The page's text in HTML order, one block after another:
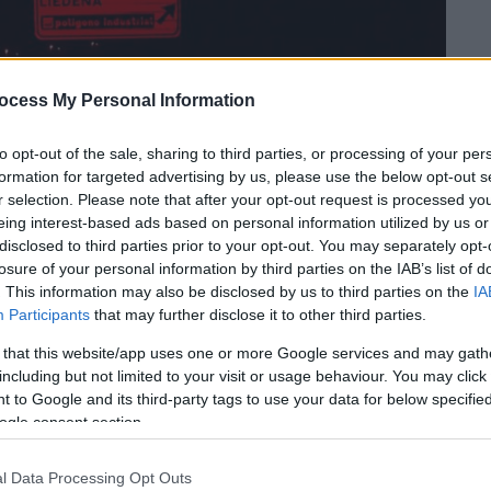
My Personal Information
opt-out of the sale, sharing to third parties, or processing of your
for targeted advertising by us, please use the below opt-out
selection. Please note that after your opt-out request is processed
interest-based ads based on personal information utilized by us
to third parties prior to your opt-out. You may separately
of your personal information by third parties on the IAB’s list of
This information may also be disclosed by us to third parties on the
Participants that may further disclose it to other third parties.
that this website/app uses one or more Google services and may
but not limited to your visit or usage behaviour. You may
to Google and its third-party tags to use your data for below
consent section.
Data Processing Opt Outs
το ΕΘΝΟΣ στη Google
Γαλλίακαι τηνΙσπανίασυνεχίζουν και
χιλιάδες άνθρωποι αναγκάστηκαν να
του καύσωνα που έχει θέσει σε
της δυτικής Ευρώπης.
και παραθεριστές, αφορά η
Γαλλίας. Περισσότεροι από 1.200
υπό έλεγχο τις φλόγες.
να εξαπλώνεται όσο δεν
ο αντιπεριφερειάρχης της Λανγκόν, σε